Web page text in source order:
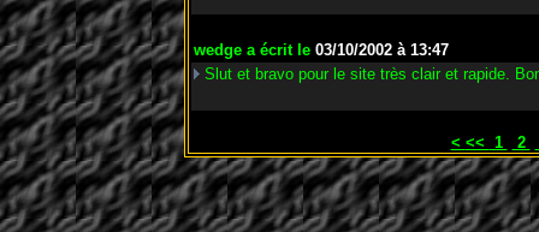
wedge a écrit le 03/10/2002 à 13:47
Slut et bravo pour le site très clair et rapide.
< << 1 2